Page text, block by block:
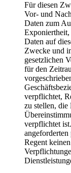
Für diesen
Vor- und
Daten zum
Exponiertheit,
Daten auf
Zwecke und
gesetzlichen
für den
verpflichtet,
zu stellen, die
verpflichtet
angeforderten
Regent